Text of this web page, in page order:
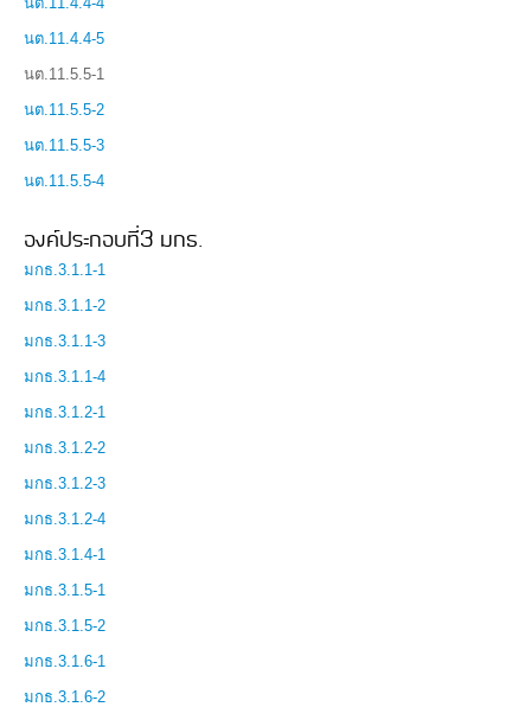
นต.11.4.4-5
นต.11.5.5-1
นต.11.5.5-2
นต.11.5.5-3
นต.11.5.5-4
องค์ประกอบที่3 มกธ.
มกธ.3.1.1-1
มกธ.3.1.1-2
มกธ.3.1.1-3
มกธ.3.1.1-4
มกธ.3.1.2-1
มกธ.3.1.2-2
มกธ.3.1.2-3
มกธ.3.1.2-4
มกธ.3.1.4-1
มกธ.3.1.5-1
มกธ.3.1.5-2
มกธ.3.1.6-1
มกธ.3.1.6-2